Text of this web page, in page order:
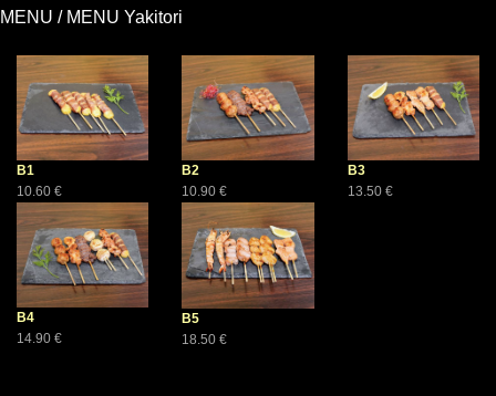
MENU / MENU Yakitori
B1
10.60 €
B2
10.90 €
B3
13.50 €
B4
14.90 €
B5
18.50 €